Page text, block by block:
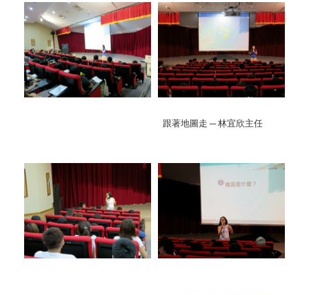
跟著地圖走 ─ 林宜欣主任